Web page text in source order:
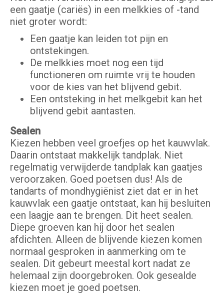
een gaatje (cariës) in een melkkies of -tand
niet groter wordt:
Een gaatje kan leiden tot pijn en
ontstekingen.
De melkkies moet nog een tijd
functioneren om ruimte vrij te houden
voor de kies van het blijvend gebit.
Een ontsteking in het melkgebit kan het
blijvend gebit aantasten.
Sealen
Kiezen hebben veel groefjes op het kauwvlak.
Daarin ontstaat makkelijk tandplak. Niet
regelmatig verwijderde tandplak kan gaatjes
veroorzaken. Goed poetsen dus! Als de
tandarts of mondhygiënist ziet dat er in het
kauwvlak een gaatje ontstaat, kan hij besluiten
een laagje aan te brengen. Dit heet sealen.
Diepe groeven kan hij door het sealen
afdichten. Alleen de blijvende kiezen komen
normaal gesproken in aanmerking om te
sealen. Dit gebeurt meestal kort nadat ze
helemaal zijn doorgebroken. Ook gesealde
kiezen moet je goed poetsen.